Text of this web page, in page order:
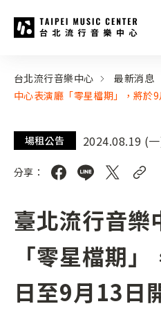
:::
台北流行音樂中心 最新消息
中心表演廳「零星檔期」，將於
場租公告 2024.08.19 (
分享：
臺北流行音樂
「零星檔期
日至9月13日